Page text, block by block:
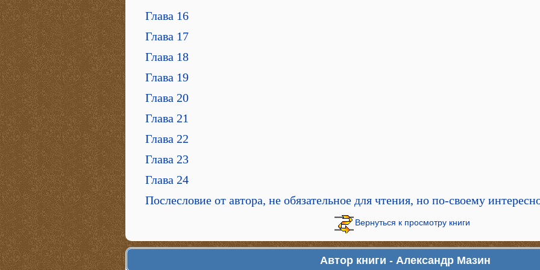
Глава 16
Глава 17
Глава 18
Глава 19
Глава 20
Глава 21
Глава 22
Глава 23
Глава 24
Послесловие от автора, не обязательное для чтения, но по-своему
Вернуться к просмотру книги
Автор книги - Александр Мазин